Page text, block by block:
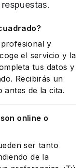
y
el servicio y la
tus datos y
Recibirás un
de la cita.
online o
ser tanto
de la